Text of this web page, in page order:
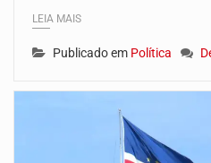
LEIA MAIS
Publicado em Política